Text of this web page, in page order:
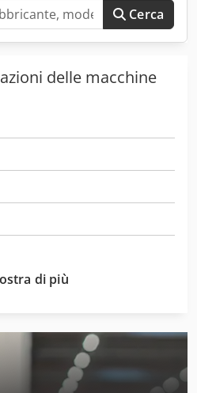
Cerca
delle macchine
di più